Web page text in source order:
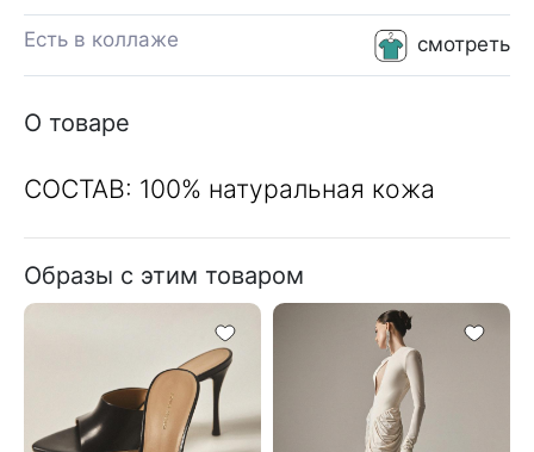
смотреть
Есть в коллаже
О товаре
СОСТАВ: 100% натуральная кожа
Образы с этим товаром